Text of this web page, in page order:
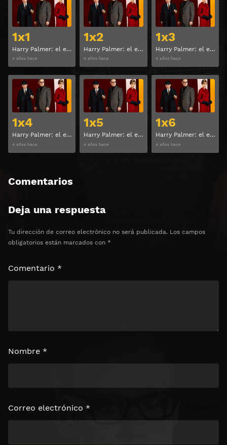
1x1
Harry Palmer: el expediente Ipcress Temporada 1 Capitulo 1
4 años hace
1x2
Harry Palmer: el expediente Ipcress Temporada 1 Capitulo 2
4 años hace
1x3
Harry Palmer: el expediente Ipcress Temporada 1 Capitulo 3
4 años hace
1x4
Harry Palmer: el expediente Ipcress Temporada 1 Capitulo 4
4 años hace
Ver
1x5
Harry Palmer: el expediente Ipcress Temporada 1 Capitulo 5
4 años hace
Ver
1x6
Harry Palmer: el expediente Ipcress Temporada 1 Capitulo 6
4 años hace
Comentarios
Deja una respuesta
Tu dirección de correo electrónico no será publicada. Los campos
obligatorios están marcados con *
Comentario *
Nombre *
Correo electrónico *